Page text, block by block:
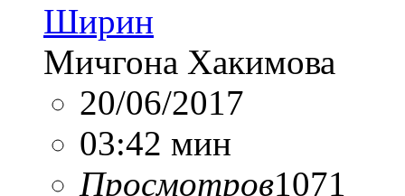
Ширин
Мичгона Хакимова
20/06/2017
03:42 мин
Просмотров1071